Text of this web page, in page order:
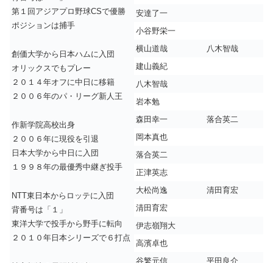
第１回アジアプロ野球CSで優勝
ポジションは捕手
安達了一
小谷野栄一
創価大学から日本ハムに入団
オリックスでもプレー
２０１４年オフに中日に移籍
２００６年のパ・リーグ新人王
横山道哉
八木智哉
建山義紀
八木智哉
岩本勉
作新学院高校出身
２００６年に現役を引退
日本大学から中日に入団
１９９８年の最優秀中継ぎ投手
森田幸一
落合英二
岡本真也
落合英二
正津英志
NTT東日本からロッテに入団
背番号は「１」
東洋大学で投手から野手に転向
２０１０年日本シリーズで６打点
大松尚逸
清田育宏
清田育宏
伊志嶺翔大
高濱卓也
谷繁元信
平田良介